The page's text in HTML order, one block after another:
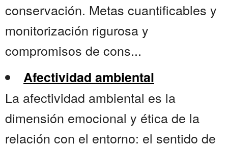
conservación. Metas cuantificables y
monitorización rigurosa y
compromisos de cons...
Afectividad ambiental
La afectividad ambiental es la
dimensión emocional y ética de la
relación con el entorno: el sentido de